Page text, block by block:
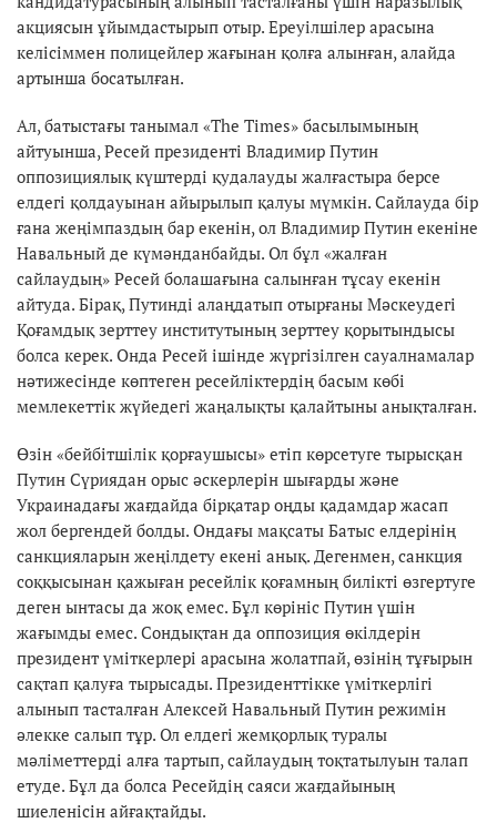
акциясын ұйымдастырып отыр. Ереуілшілер арасына
келісіммен полицейлер жағынан қолға алынған, алайда
артынша босатылған.
Ал, батыстағы танымал «The Times» басылымының
айтуынша, Ресей президенті Владимир Путин
оппозициялық күштерді қудалауды жалғастыра берсе
елдегі қолдауынан айырылып қалуы мүмкін. Сайлауда бір
ғана жеңімпаздың бар екенін, ол Владимир Путин екеніне
Навальный де күмәнданбайды. Ол бұл «жалған
сайлаудың» Ресей болашағына салынған тұсау екенін
айтуда. Бірақ, Путинді алаңдатып отырғаны Мәскеудегі
Қоғамдық зерттеу институтының зерттеу қорытындысы
болса керек. Онда Ресей ішінде жүргізілген сауалнамалар
нәтижесінде көптеген ресейліктердің басым көбі
мемлекеттік жүйедегі жаңалықты қалайтыны анықталған.
Өзін «бейбітшілік қорғаушысы» етіп көрсетуге тырысқан
Путин Сүриядан орыс әскерлерін шығарды және
Украинадағы жағдайда бірқатар оңды қадамдар жасап
жол бергендей болды. Ондағы мақсаты Батыс елдерінің
санкцияларын жеңілдету екені анық. Дегенмен, санкция
соққысынан қажыған ресейлік қоғамның билікті өзгертуге
деген ынтасы да жоқ емес. Бұл көрініс Путин үшін
жағымды емес. Сондықтан да оппозиция өкілдерін
президент үміткерлері арасына жолатпай, өзінің тұғырын
сақтап қалуға тырысады. Президенттікке үміткерлігі
алынып тасталған Алексей Навальный Путин режимін
әлекке салып тұр. Ол елдегі жемқорлық туралы
мәліметтерді алға тартып, сайлаудың тоқтатылуын талап
етуде. Бұл да болса Ресейдің саяси жағдайының
шиеленісін айғақтайды.